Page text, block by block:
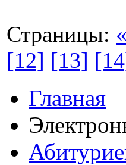
Страницы:
[12] [13]
Главная